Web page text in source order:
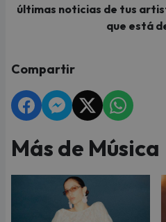
últimas noticias de tus
que está
Compartir
Más de Música